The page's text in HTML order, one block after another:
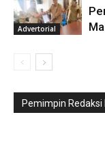
Advertorial
Pemimpin Redaksi